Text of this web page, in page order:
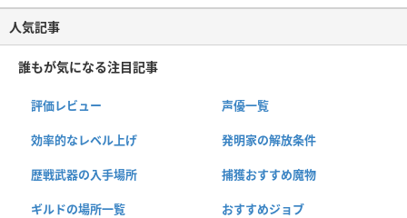
人気記事
誰もが気になる注目記事
評価レビュー 声優一覧
効率的なレベル上げ 発明家の解放条件
歴戦武器の入手場所 捕獲おすすめ魔物
ギルドの場所一覧 おすすめジョブ